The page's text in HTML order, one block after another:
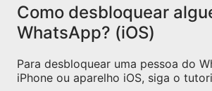
Como desbloquear
WhatsApp? (iOS)
Para desbloquear uma pessoa do
iPhone ou aparelho iOS, siga o